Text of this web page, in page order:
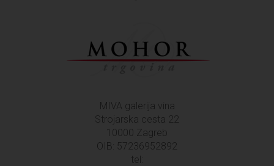
MIVA galerija vina
Strojarska cesta 22
10000 Zagreb
OIB: 57236952892
tel: